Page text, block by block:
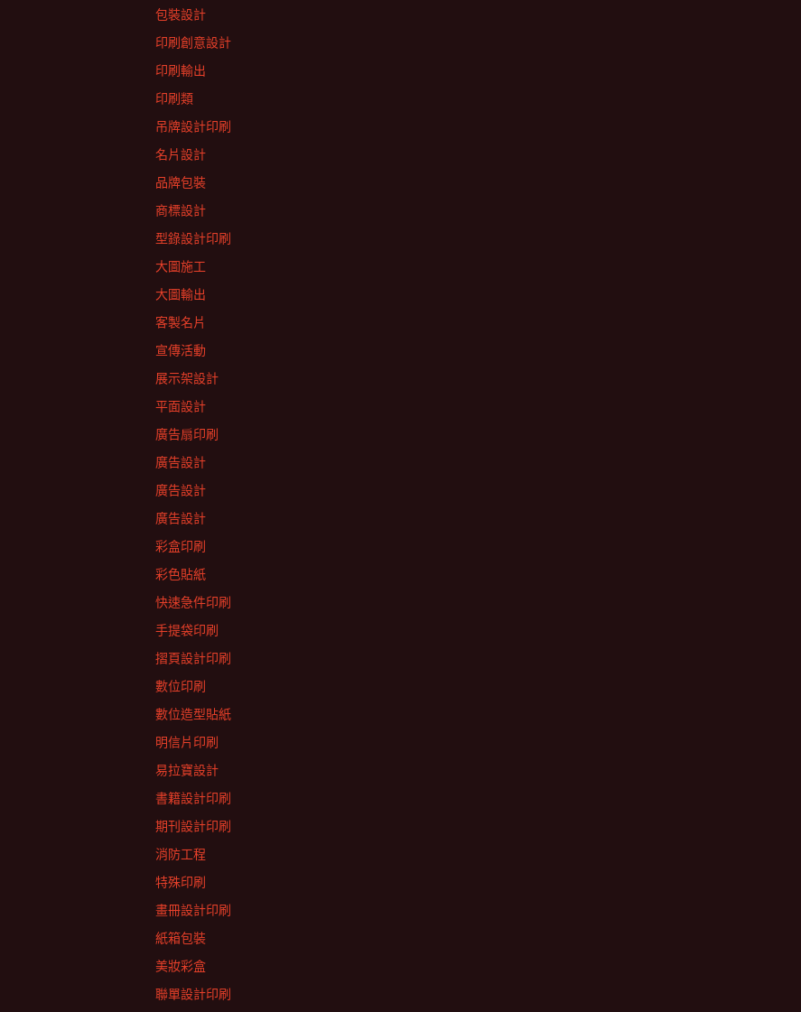
包裝設計
印刷創意設計
印刷輸出
印刷類
吊牌設計印刷
名片設計
品牌包裝
商標設計
型錄設計印刷
大圖施工
大圖輸出
客製名片
宣傳活動
展示架設計
平面設計
廣告扇印刷
廣告設計
廣告設計
廣告設計
彩盒印刷
彩色貼紙
快速急件印刷
手提袋印刷
摺頁設計印刷
數位印刷
數位造型貼紙
明信片印刷
易拉寶設計
書籍設計印刷
期刊設計印刷
消防工程
特殊印刷
畫冊設計印刷
紙箱包裝
美妝彩盒
聯單設計印刷